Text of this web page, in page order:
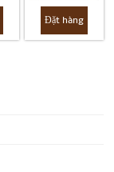
Đặt hàng